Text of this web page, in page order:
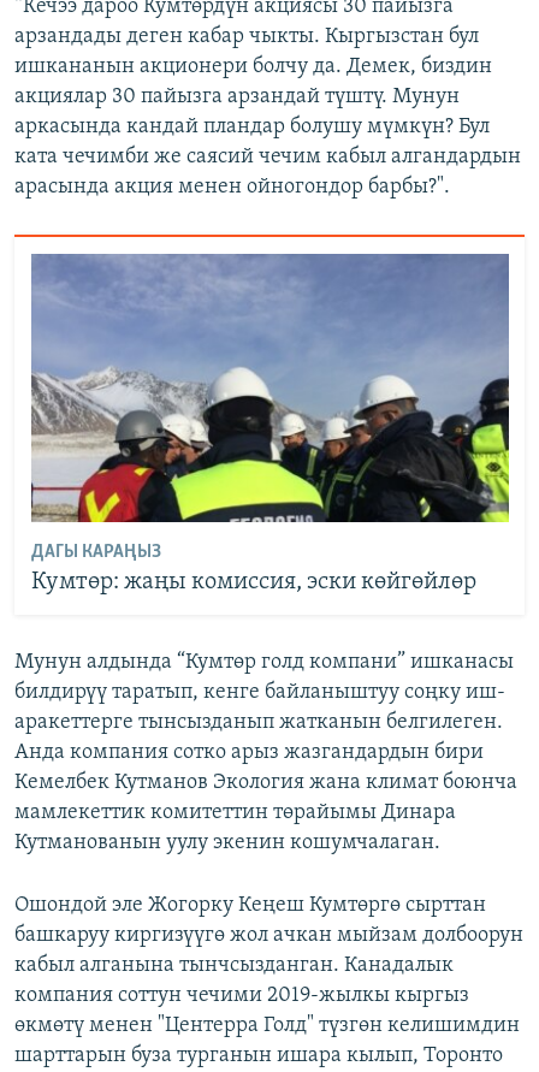
“Кечээ дароо Кумтөрдүн акциясы 30 пайызга
арзандады деген кабар чыкты. Кыргызстан бул
ишкананын акционери болчу да. Демек, биздин
акциялар 30 пайызга арзандай түштү. Мунун
аркасында кандай пландар болушу мүмкүн? Бул
ката чечимби же саясий чечим кабыл алгандардын
арасында акция менен ойногондор барбы?".
ДАГЫ КАРАҢЫЗ
Кумтөр: жаңы комиссия, эски көйгөйлөр
Мунун алдында “Кумтөр голд компани” ишканасы
билдирүү таратып, кенге байланыштуу соңку иш-
аракеттерге тынсызданып жатканын белгилеген.
Анда компания сотко арыз жазгандардын бири
Кемелбек Кутманов Экология жана климат боюнча
мамлекеттик комитеттин төрайымы Динара
Кутманованын уулу экенин кошумчалаган.
Ошондой эле Жогорку Кеңеш Кумтөргө сырттан
башкаруу киргизүүгө жол ачкан мыйзам долбоорун
кабыл алганына тынчсызданган. Канадалык
компания соттун чечими 2019-жылкы кыргыз
өкмөтү менен "Центерра Голд" түзгөн келишимдин
шарттарын буза турганын ишара кылып, Торонто